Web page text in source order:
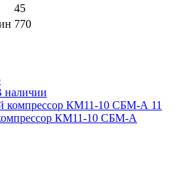
45
770
наличии
КМ11-10 СБМ-А